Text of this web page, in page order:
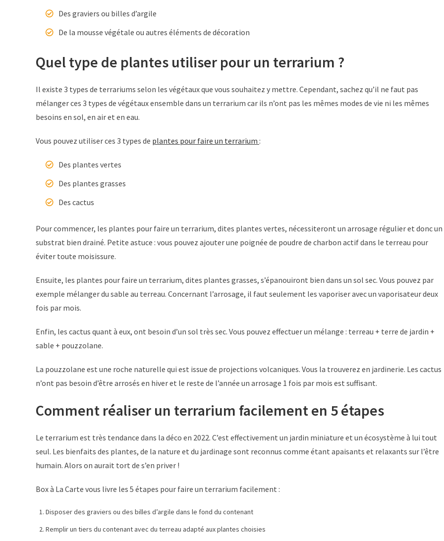
Des graviers ou billes d’argile
De la mousse végétale ou autres éléments de décoration
Quel type de plantes utiliser pour un terrarium ?
Il existe 3 types de terrariums selon les végétaux que vous souhaitez y mettre. Cependant, sachez qu’il ne faut pas
mélanger ces 3 types de végétaux ensemble dans un terrarium car ils n’ont pas les mêmes modes de vie ni les mêmes
besoins en sol, en air et en eau.
Vous pouvez utiliser ces 3 types de plantes pour faire un terrarium :
Des plantes vertes
Des plantes grasses
Des cactus
Pour commencer, les plantes pour faire un terrarium, dites plantes vertes, nécessiteront un arrosage régulier et donc un
substrat bien drainé. Petite astuce : vous pouvez ajouter une poignée de poudre de charbon actif dans le terreau pour
éviter toute moisissure.
Ensuite, les plantes pour faire un terrarium, dites plantes grasses, s’épanouiront bien dans un sol sec. Vous pouvez par
exemple mélanger du sable au terreau. Concernant l’arrosage, il faut seulement les vaporiser avec un vaporisateur deux
fois par mois.
Enfin, les cactus quant à eux, ont besoin d’un sol très sec. Vous pouvez effectuer un mélange : terreau + terre de jardin +
sable + pouzzolane.
La pouzzolane est une roche naturelle qui est issue de projections volcaniques. Vous la trouverez en jardinerie. Les cactus
n’ont pas besoin d’être arrosés en hiver et le reste de l’année un arrosage 1 fois par mois est suffisant.
Comment réaliser un terrarium facilement en 5 étapes
Le terrarium est très tendance dans la déco en 2022. C’est effectivement un jardin miniature et un écosystème à lui tout
seul. Les bienfaits des plantes, de la nature et du jardinage sont reconnus comme étant apaisants et relaxants sur l’être
humain. Alors on aurait tort de s’en priver !
Box à La Carte vous livre les 5 étapes pour faire un terrarium facilement :
Disposer des graviers ou des billes d’argile dans le fond du contenant
Remplir un tiers du contenant avec du terreau adapté aux plantes choisies